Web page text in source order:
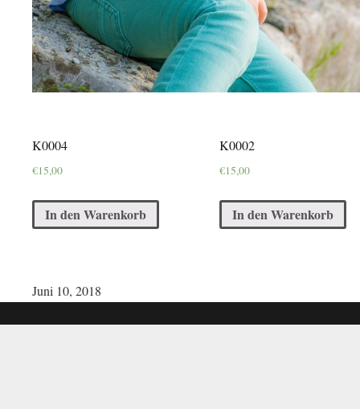
K0004
€15,00
In den Warenkorb
K0002
€15,00
In den Warenkorb
Juni 10, 2018